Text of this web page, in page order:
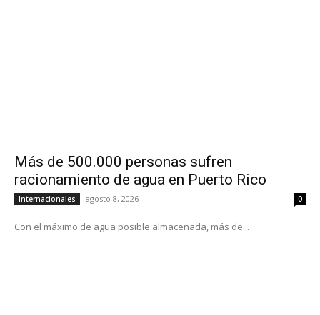
Más de 500.000 personas sufren
racionamiento de agua en Puerto Rico
Internacionales agosto 8, 2026 0
Con el máximo de agua posible almacenada, más de...